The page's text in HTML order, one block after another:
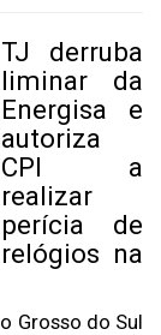
TJ derruba
liminar da
Energisa e
autoriza
CPI a
realizar
perícia de
relógios na
Grosso do Sul